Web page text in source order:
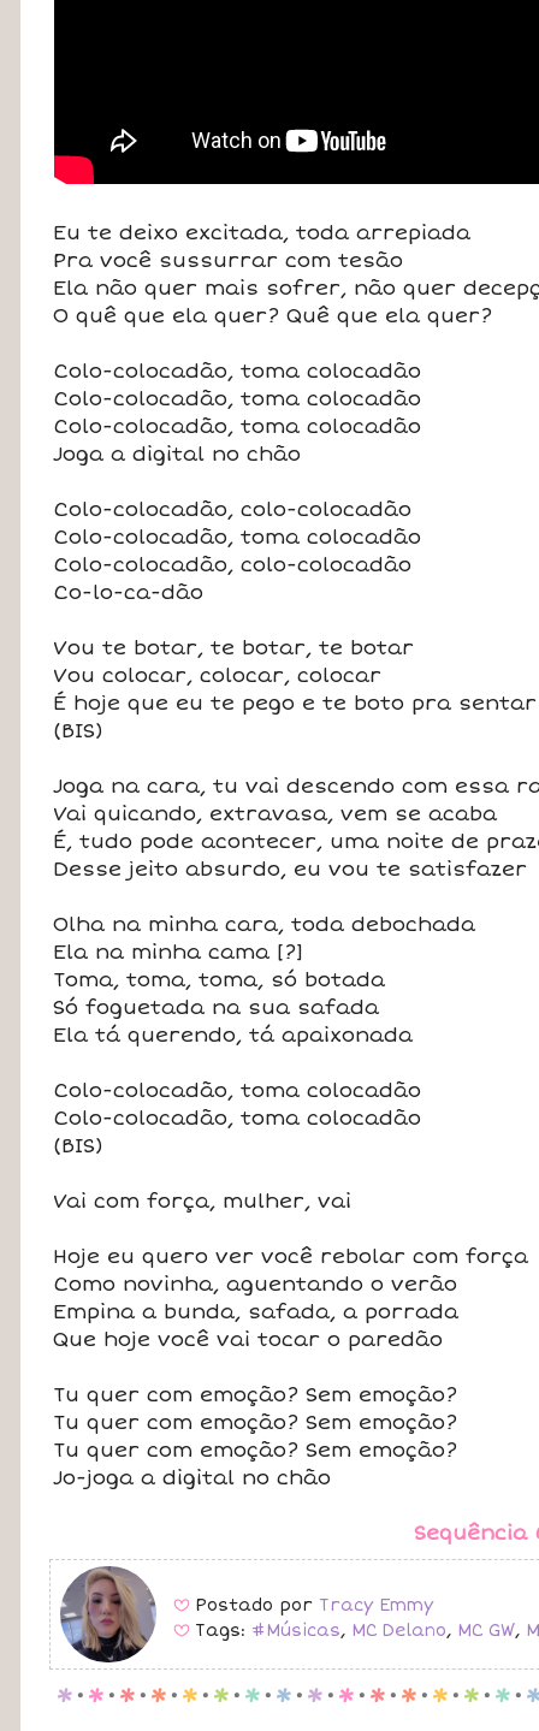
Eu te deixo excitada, toda arrepiada
Pra você sussurrar com tesão
Ela não quer mais sofrer, não quer
O quê que ela quer? Quê que ela quer?
Colo-colocadão, toma colocadão
Colo-colocadão, toma colocadão
Colo-colocadão, toma colocadão
Joga a digital no chão
Colo-colocadão, colo-colocadão
Colo-colocadão, toma colocadão
Colo-colocadão, colo-colocadão
Co-lo-ca-dão
Vou te botar, te botar, te botar
Vou colocar, colocar, colocar
É hoje que eu te pego e te boto pra sentar
(BIS)
Joga na cara, tu vai descendo com essa
Vai quicando, extravasa, vem se acaba
É, tudo pode acontecer, uma noite de
Desse jeito absurdo, eu vou te satisfazer
Olha na minha cara, toda debochada
Ela na minha cama [?]
Toma, toma, toma, só botada
Só foguetada na sua safada
Ela tá querendo, tá apaixonada
Colo-colocadão, toma colocadão
Colo-colocadão, toma colocadão
(BIS)
Vai com força, mulher, vai
Hoje eu quero ver você rebolar com força
Como novinha, aguentando o verão
Empina a bunda, safada, a porrada
Que hoje você vai tocar o paredão
Tu quer com emoção? Sem emoção?
Tu quer com emoção? Sem emoção?
Tu quer com emoção? Sem emoção?
Jo-joga a digital no chão
Sequência
B Postado por Tracy Emmy
B Tags: #Músicas, MC Delano, MC GW,
p . p . p . p . p . p . p . p . p . p . p . p . p . p . p .